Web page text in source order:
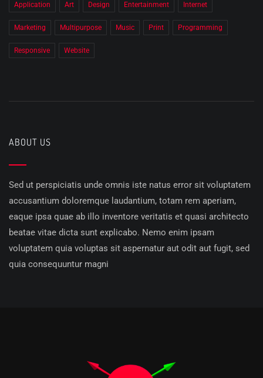
Application Art Design Entertainment Internet
Marketing Multipurpose Music Print Programming
Responsive Website
ABOUT US
Sed ut perspiciatis unde omnis iste natus error sit voluptatem
accusantium doloremque laudantium, totam rem aperiam,
eaque ipsa quae ab illo inventore veritatis et quasi architecto
beatae vitae dicta sunt explicabo. Nemo enim ipsam
voluptatem quia voluptas sit aspernatur aut odit aut fugit, sed
quia consequuntur magni